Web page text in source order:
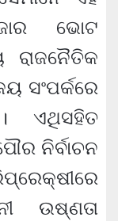
ଭୋଟ
ରାଜନୈତିକ
ସଂପର୍କରେ
ଏଥିସହିତ
ନିର୍ବାଚନ
ଉଷ୍ଣତା